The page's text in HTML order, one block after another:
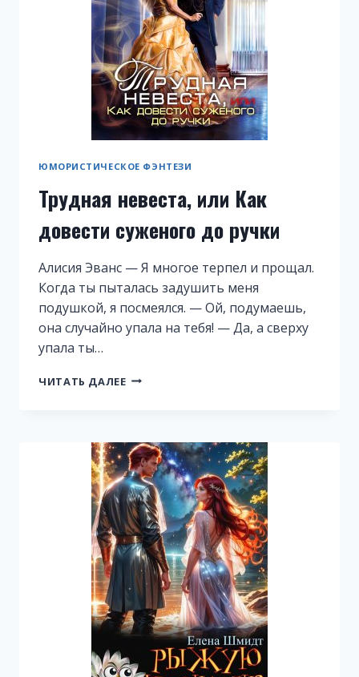
ЮМОРИСТИЧЕСКОЕ ФЭНТЕЗИ
Трудная невеста, или Как
довести суженого до ручки
Алисия Эванс — Я многое терпел и прощал.
Когда ты пыталась задушить меня
подушкой, я посмеялся. — Ой, подумаешь,
она случайно упала на тебя! — Да, а сверху
упала ты…
ЧИТАТЬ ДАЛЕЕ ТРУДНАЯ
ДОВЕСТИ
СУЖЕНОГО
ДО
РУЧКИ